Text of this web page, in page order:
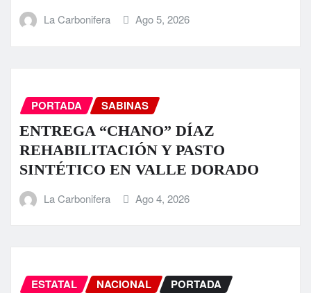
La Carbonifera Ago 5, 2026
PORTADA SABINAS
ENTREGA “CHANO” DÍAZ
REHABILITACIÓN Y PASTO
SINTÉTICO EN VALLE DORADO
La Carbonifera Ago 4, 2026
ESTATAL NACIONAL PORTADA